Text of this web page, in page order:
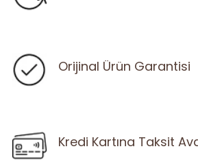
Orijinal Ürün Garantisi
Kredi Kartına Taksit